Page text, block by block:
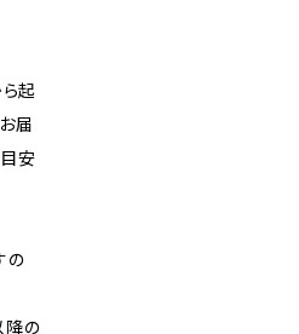
起
届
安
の
降の